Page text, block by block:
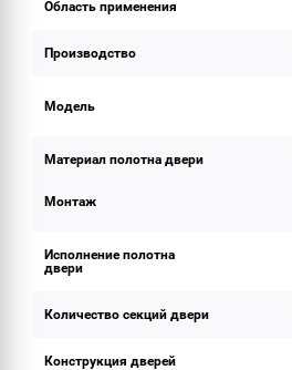
Область применения
Производство
Модель
Материал полотна двери
Монтаж
Исполнение полотна
двери
Количество секций двери
Конструкция дверей